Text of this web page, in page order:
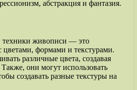
абстракция и фантазия.
техники живописи — это
цветами, формами и текстурами.
различные цвета, создавая
они могут использовать
создавать разные текстуры на